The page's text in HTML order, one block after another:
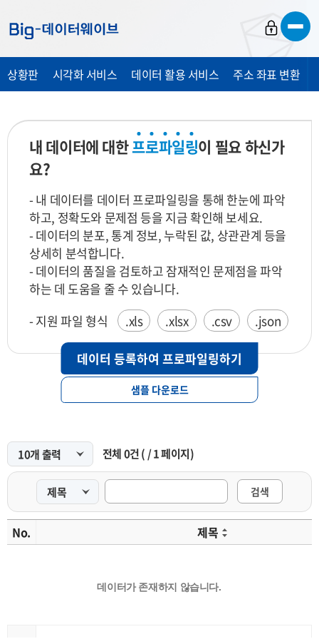
가
가
가
상황판 시각화 서비스 데이터 활용 서비스 주소 좌표 변환
샘플 다운로드
내 데이터에 대한프로파일링이 필요 하신가
요?
- 내 데이터를 데이터 프로파일링을 통해 한눈에 파악
하고, 정확도와 문제점 등을 지금 확인해 보세요.
- 데이터의 분포, 통계 정보, 누락된 값, 상관관계 등을
상세히 분석합니다.
- 데이터의 품질을 검토하고 잠재적인 문제점을 파악
하는 데 도움을 줄 수 있습니다.
- 지원 파일 형식
.xls .xlsx .csv .json
데이터 등록하여 프로파일링하기
전체0건( /1페이지)
검색
No. 제목
데이터가 존재하지 않습니다.